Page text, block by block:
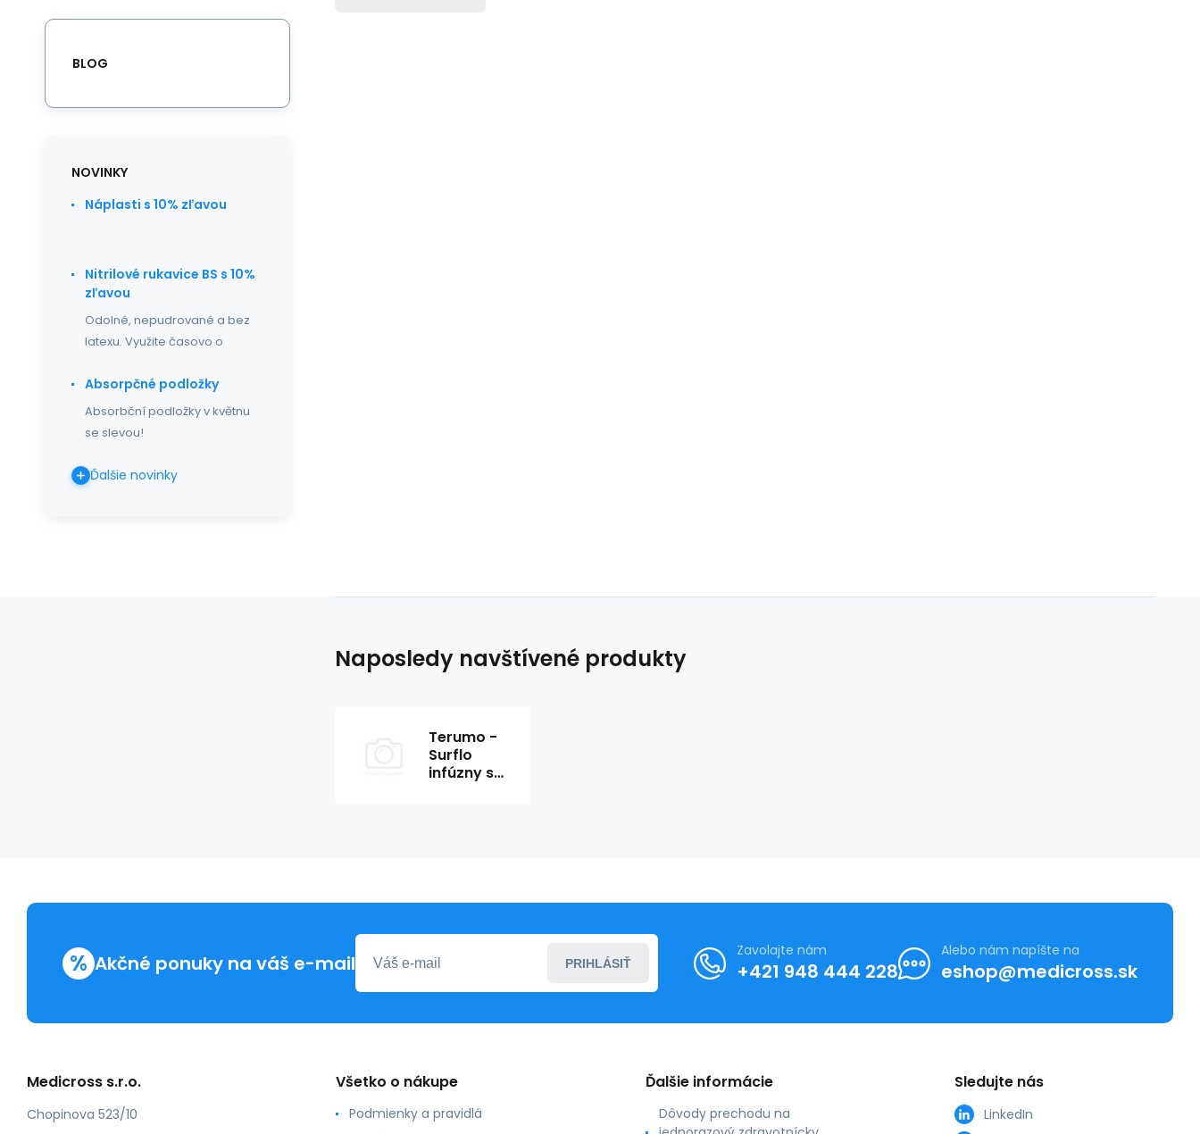
BLOG
NOVINKY
Náplasti s 10% zľavou
Nitrilové rukavice BS s 10%
zľavou
Odolné, nepudrované a bez
latexu. Využite časovo o
Absorpčné podložky
Absorbční podložky v květnu
se slevou!
Ďalšie novinky
Naposledy navštívené produkty
Terumo -
Surflo
infúzny set
% Akčné ponuky na váš e-mail PRIHLÁSIŤ
Zavolajte nám
+421 948 444 228
Alebo nám napíšte na
eshop@medicross.sk
Medicross s.r.o.
Chopinova 523/10
Všetko o nákupe
Podmienky a pravidlá
Ďalšie informácie
Dôvody prechodu na
Sledujte nás
LinkedIn